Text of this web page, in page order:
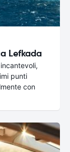
Lefkada
punti
con